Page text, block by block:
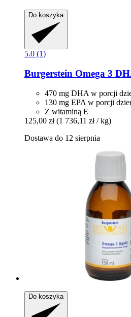
Do koszyka
5.0 (1)
Burgerstein Omega 3
470 mg DHA w porcji
130 mg EPA w porcji
Z witaminą E
125,00 zł (1 736,11 zł / kg)
Dostawa do 12 sierpnia
Do koszyka